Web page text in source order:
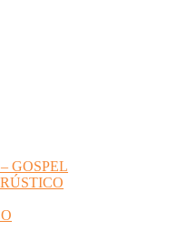
GOSPEL